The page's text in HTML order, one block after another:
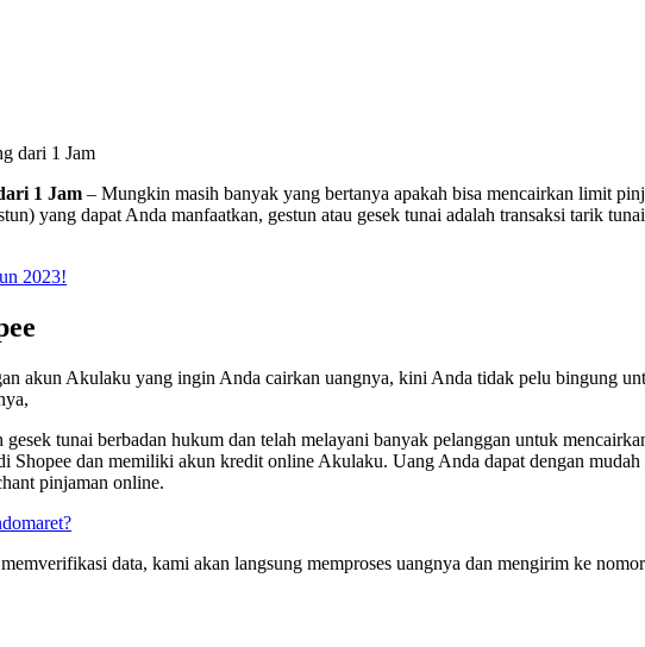
dari 1 Jam
1 Jam – Mungkin masih banyak yang bertanya apakah bisa mencairkan limit
yang dapat Anda manfaatkan, gestun atau gesek tunai adalah transaksi tarik
2023!
akun Akulaku yang ingin Anda cairkan uangnya, kini Anda tidak pelu bingung
tunai berbadan hukum dan telah melayani banyak pelanggan untuk
Shopee dan memiliki akun kredit online Akulaku. Uang Anda dapat dengan
pinjaman online.
data, kami akan langsung memproses uangnya dan mengirim ke